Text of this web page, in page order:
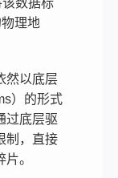
理地
然以底层
）的形式
过底层驱
制，直接
。